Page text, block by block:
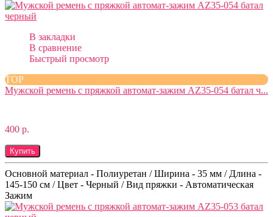
В закладки
В сравнение
Быстрый просмотр
TOP
Мужской ремень с пряжкой автомат-зажим AZ35-054 батал ч...
400 р.
Купить
Основной материал - Полиуретан / Ширина - 35 мм / Длина -
145-150 см / Цвет - Черный / Вид пряжки - Автоматическая
Зажим